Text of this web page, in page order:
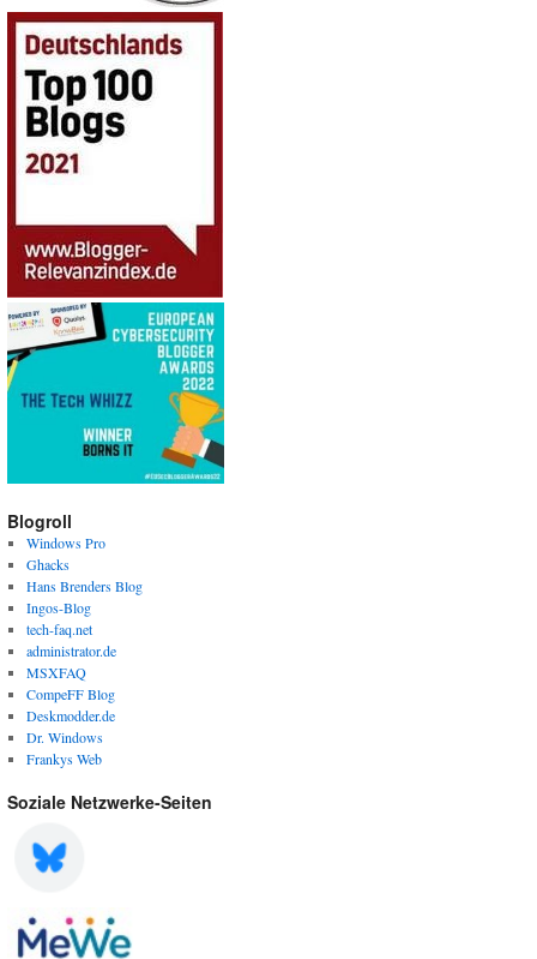
Blogroll
Windows Pro
Ghacks
Hans Brenders Blog
Ingos-Blog
tech-faq.net
administrator.de
MSXFAQ
CompeFF Blog
Deskmodder.de
Dr. Windows
Frankys Web
Soziale Netzwerke-Seiten